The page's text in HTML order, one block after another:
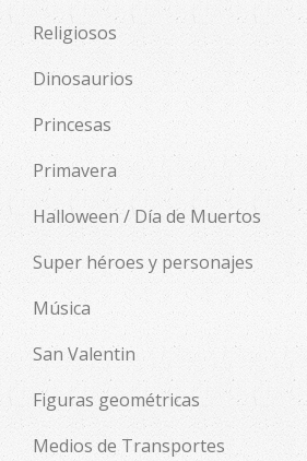
Religiosos
Dinosaurios
Princesas
Primavera
Halloween / Día de Muertos
Super héroes y personajes
Música
San Valentin
Figuras geométricas
Medios de Transportes